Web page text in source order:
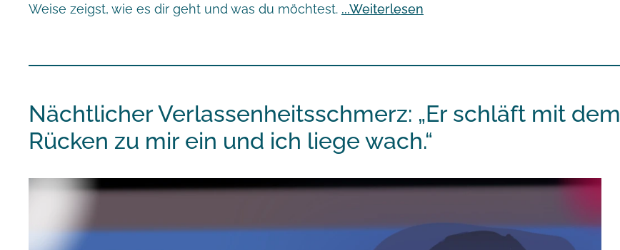
Weise zeigst, wie es dir geht und was du möchtest.
Weiterlesen
Nächtlicher Verlassenheitsschmerz: „Er schläft mit dem
Rücken zu mir ein und ich liege wach.“